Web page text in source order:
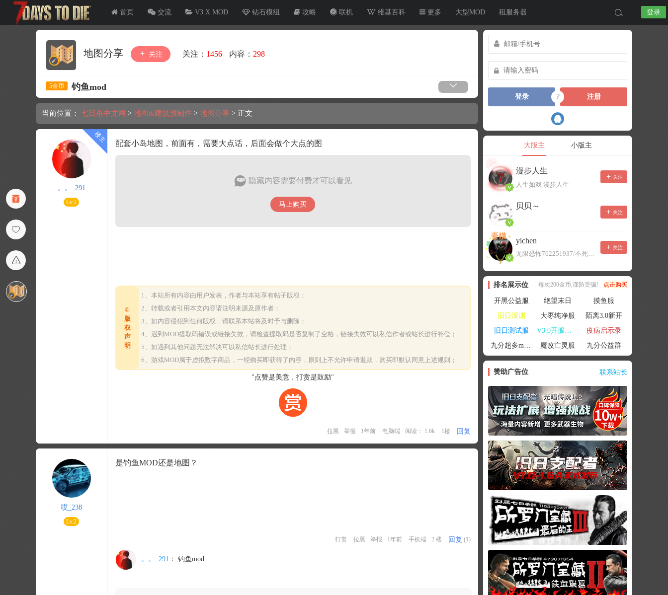
首页 交流 V3.X MOD 钻石模组 攻略 联机 维基百科 更多 大型MOD 租服务器 登录
地图分享 关注 关注： 1456 内容： 298
5金币 钓鱼mod
当前位置： 七日杀中文网 > 地图&建筑预制件 > 地图分享 > 正文
。。_291
Lv.2
配套小岛地图，前面有，需要大点话，后面会做个大点的图
隐藏内容需要付费才可以看见
马上购买
©
版
权
声
明
1、本站所有内容由用户发表，作者与本站享有帖子版权；
2、转载或者引用本文内容请注明来源及原作者；
3、如内容侵犯到任何版权，请联系本站将及时予与删除；
4、遇到MOD提取码错误或链接失效，请检查提取码是否复制了空格，链接失效可以私信作者或站长进行补偿；
5、如遇到其他问题无法解决可以私信站长进行处理；
6、游戏MOD属于虚拟数字商品，一经购买即获得了内容，原则上不允许申请退款，购买即默认同意上述规则；
"点赞是美意，打赏是鼓励"
拉黑 举报 1年前 电脑端 阅读： 1.6k 1楼 回复
哎_238
Lv.2
是钓鱼MOD还是地图？
打赏 拉黑 举报 1年前 手机端 2 楼 回复 (1)
。。_291 ： 钓鱼mod
登录 ? 注册
大版主 小版主
漫步人生
人生如戏 漫步人生
关注
贝贝～
关注
yichen
无限恐怖762251937/不死者末日1080207504
关注
排名展示位 每次200金币,谨防受骗! 点击购买
开黑公益服 绝望末日
摸鱼服
旧日深渊
大枣纯净服
陌离3.0新开
旧日测试服
V3.0开服联机
疫病启示录
九分超多mod群
魔改亡灵服 九分公益群
赞助广告位 联系站长